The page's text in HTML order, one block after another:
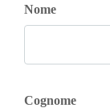
Nome
Cognome